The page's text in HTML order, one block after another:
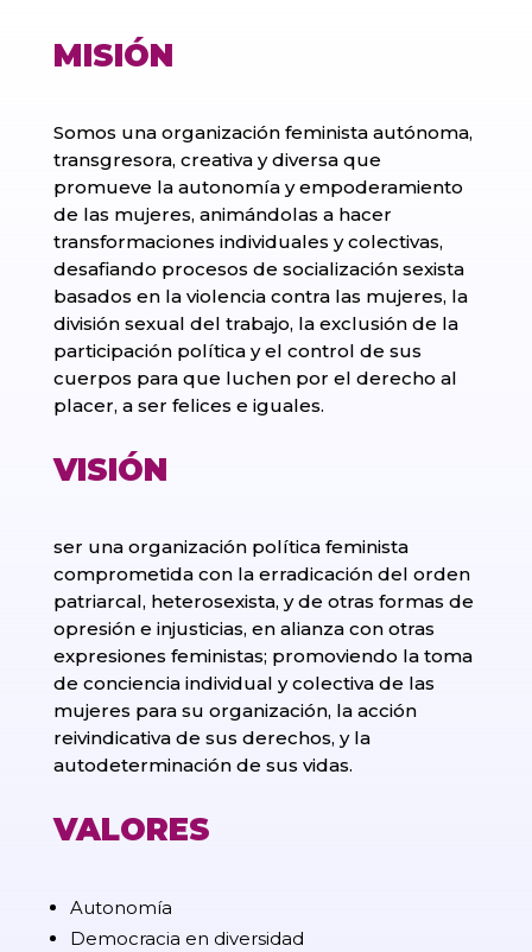
MISIÓN
Somos una organización feminista autónoma,
transgresora, creativa y diversa que
promueve la autonomía y empoderamiento
de las mujeres, animándolas a hacer
transformaciones individuales y colectivas,
desafiando procesos de socialización sexista
basados en la violencia contra las mujeres, la
división sexual del trabajo, la exclusión de la
participación política y el control de sus
cuerpos para que luchen por el derecho al
placer, a ser felices e iguales.
VISIÓN
ser una organización política feminista
comprometida con la erradicación del orden
patriarcal, heterosexista, y de otras formas de
opresión e injusticias, en alianza con otras
expresiones feministas; promoviendo la toma
de conciencia individual y colectiva de las
mujeres para su organización, la acción
reivindicativa de sus derechos, y la
autodeterminación de sus vidas.
VALORES
Autonomía
Democracia en diversidad